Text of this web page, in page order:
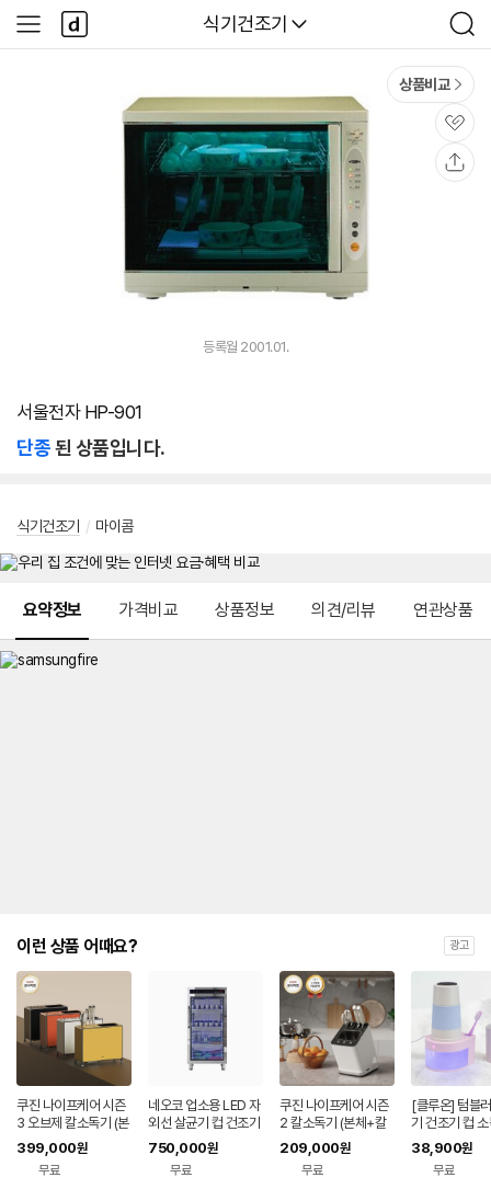
다나와
식기건조기
검
색
사
이
다
나
와
상품비교
관
심
등록월 2001.01.
서울전자 HP-901
단종된 상품입니다.
식기건조기 / 마이콤
요약정보 가격비교 상품정보 의견/리뷰 연관상품
이런 상품 어때요? 광고
쿠진 나이프케어 시즌
3 오브제 칼소독기 (본
체+칼세트 구성)
399,000원
무료
네오코 업소용 LED 자
외선 살균기 컵 건조기
소독기(컵150~170)
ECO-LS28
750,000원
무료
쿠진 나이프케어 시즌
2 칼소독기 (본체+칼
세트 구성)
209,000원
무료
[클루온] 텀블
기 건조기 컵
V살균 국산 1
지 라벤더
38,900원
무료